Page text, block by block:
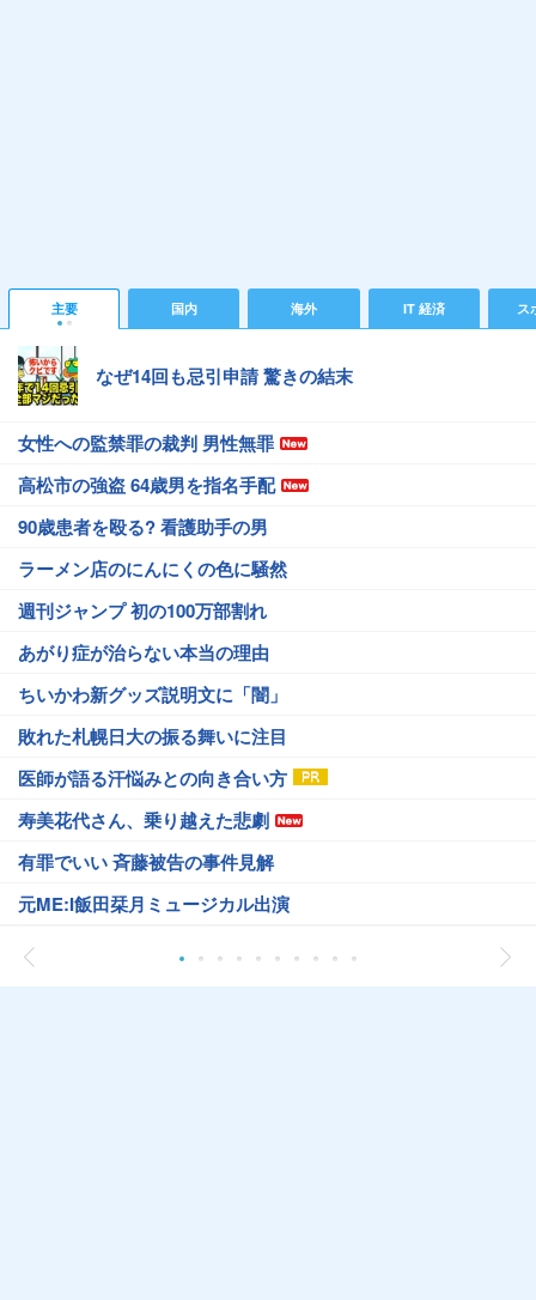
主要 国内 海外 IT 経済 ス
なぜ14回も忌引申請 驚きの結末
女性への監禁罪の裁判 男性無罪
高松市の強盗 64歳男を指名手配
90歳患者を殴る? 看護助手の男
ラーメン店のにんにくの色に騒然
週刊ジャンプ 初の100万部割れ
あがり症が治らない本当の理由
ちいかわ新グッズ説明文に「闇」
敗れた札幌日大の振る舞いに注目
医師が語る汗悩みとの向き合い方
寿美花代さん、乗り越えた悲劇
有罪でいい 斉藤被告の事件見解
元ME:I飯田栞月ミュージカル出演